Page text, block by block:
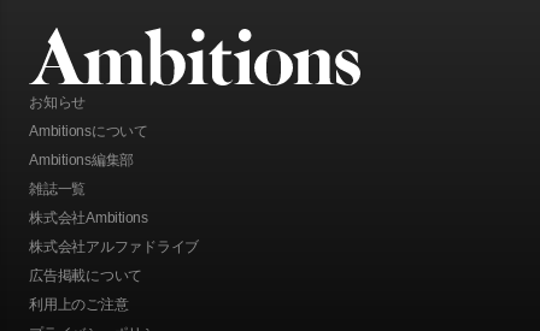
お知らせ
Ambitionsについて
Ambitions編集部
雑誌一覧
株式会社Ambitions
株式会社アルファドライブ
広告掲載について
利用上のご注意